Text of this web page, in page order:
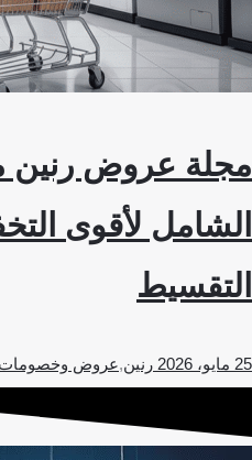
الشامل لأقوى
التقسيط
25 مايو، 2026 رنين,عروض وخصومات